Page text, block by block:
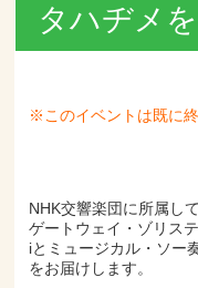
タハヂメ
※このイベントは既に終
NHK交響楽団に所属し
ゲートウェイ・ゾリス
iとミュージカル・ソー
をお届けします。